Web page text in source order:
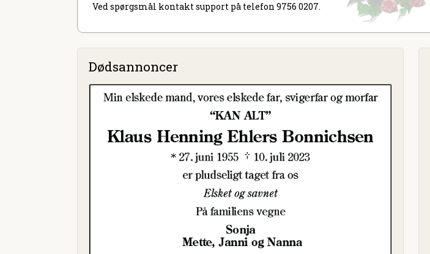
Ved spørgsmål kontakt support på telefon 9756 0207.
Dødsannoncer